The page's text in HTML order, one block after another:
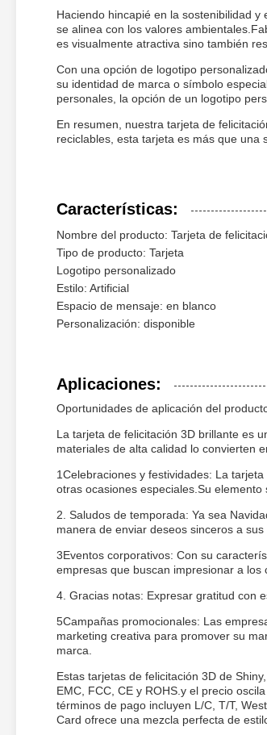
Haciendo hincapié en la sostenibilidad
se alinea con los valores
es visualmente atractiva sino también
Con una opción de logotipo
su identidad de marca o símbolo
personales, la opción de un logotipo
En resumen, nuestra tarjeta de
reciclables, esta tarjeta es más que una
Características:
Nombre del producto: Tarjeta de
Tipo de producto: Tarjeta
Logotipo personalizado
Estilo: Artificial
Espacio de mensaje: en blanco
Personalización: disponible
Aplicaciones:
Oportunidades de aplicación del
La tarjeta de felicitación 3D brillante es
materiales de alta calidad lo convierten
1Celebraciones y festividades: La
otras ocasiones especiales.Su
2. Saludos de temporada: Ya sea
manera de enviar deseos sinceros a sus
3Eventos corporativos: Con su
empresas que buscan impresionar a los
4. Gracias notas: Expresar gratitud con
5Campañas promocionales: Las
marketing creativa para promover su
marca.
Estas tarjetas de felicitación 3D de
EMC, FCC, CE y ROHS.y el precio
términos de pago incluyen L/C, T/T,
Card ofrece una mezcla perfecta de